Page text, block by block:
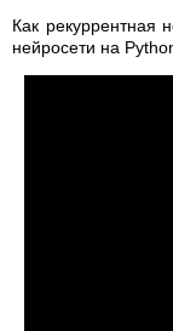
Как рекуррентная
нейросети на